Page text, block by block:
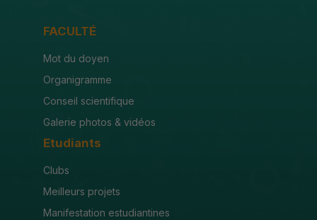
FACULTÉ
Mot du doyen
Organigramme
Conseil scientifique
Galerie photos & vidéos
Etudiants
Clubs
Meilleurs projets
Manifestation estudiantines